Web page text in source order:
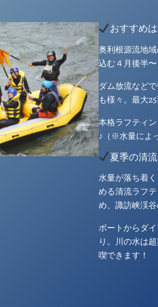
おすすめ
奥利根源流地
込む４月後半
ダム放流など
も様々。最大
本格ラフティ
♪（※水量によ
夏季の清
水量が落ち着
める清流ラフ
め、諏訪峡渓
ボートからダ
り。川の水は
喫できます！